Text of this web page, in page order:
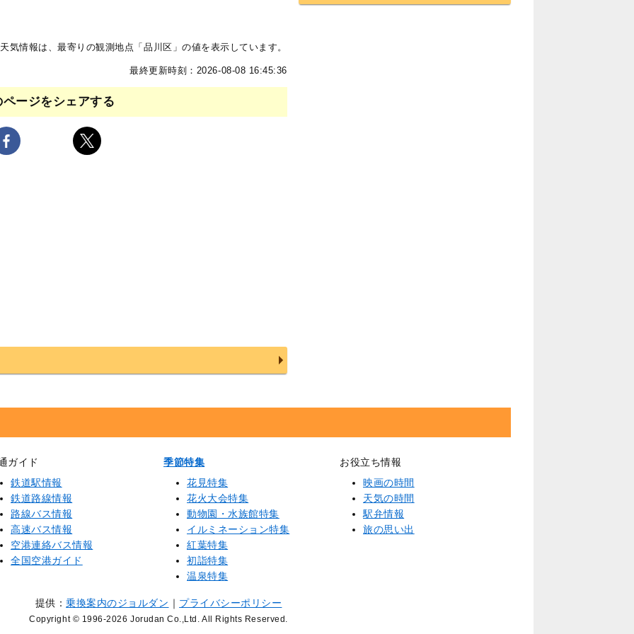
気情報は、最寄りの観測地点「品川区」の値を表示しています。
最終更新時刻：2026-08-08 16:45:36
ページをシェアする
ガイド
鉄道駅情報
鉄道路線情報
路線バス情報
高速バス情報
空港連絡バス情報
全国空港ガイド
季節特集
花見特集
花火大会特集
動物園・水族館特集
イルミネーション特集
紅葉特集
初詣特集
温泉特集
お役立ち情報
映画の時間
天気の時間
駅弁情報
旅の思い出
提供：乗換案内のジョルダン ｜ プライバシーポリシー
Copyright © 1996-2026 Jorudan Co.,Ltd. All Rights Reserved.